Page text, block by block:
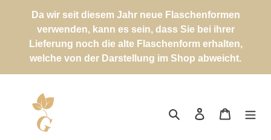
Da wir seit diesem Jahr neue Flaschenformen
verwenden, kann es sein, dass Sie bei ihrer
Lieferung noch die alte Flaschenform erhalten,
welche von der Darstellung im Shop abweicht.
Suchen Einloggen